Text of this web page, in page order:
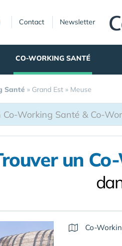
Contact Newsletter
CO-WORKING SANTÉ
Santé » Grand Est » Meuse
un
Co-